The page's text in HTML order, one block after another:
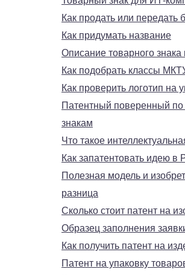
Как продать или передать
Как придумать название
Описание товарного знака
Как подобрать классы
Как проверить логотип на
Патентный поверенный
знакам
Что такое
Как запатентовать идею в
Полезная модель и
разница
Сколько стоит патент на
Образец заполнения
Как получить патент на
Патент на упаковку